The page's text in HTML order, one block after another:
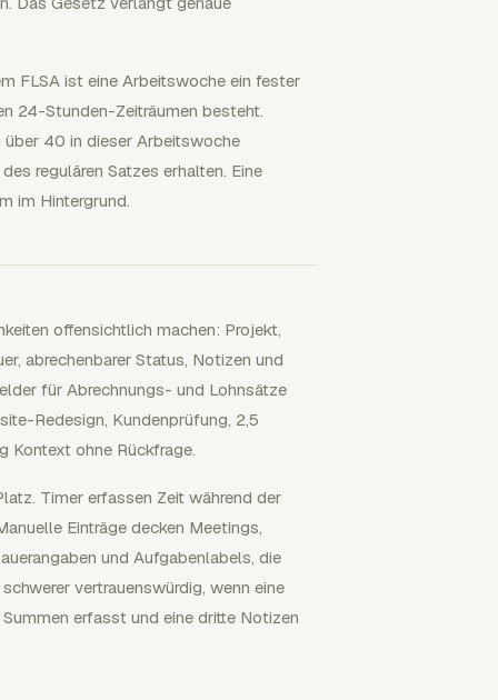
FLSA ist eine Arbeitswoche ein fester
24-Stunden-Zeiträumen besteht.
40 in dieser Arbeitswoche
regulären Satzes erhalten. Eine
im Hintergrund.
offensichtlich machen: Projekt,
abrechenbarer Status, Notizen und
für Abrechnungs- und Lohnsätze
Redesign, Kundenprüfung, 2,5
Kontext ohne Rückfrage.
Timer erfassen Zeit während der
Einträge decken Meetings,
und Aufgabenlabels, die
vertrauenswürdig, wenn eine
erfasst und eine dritte Notizen